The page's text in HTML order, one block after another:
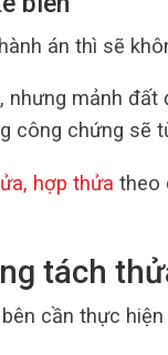
án thì sẽ
mảnh đất
công chứng sẽ
hợp thửa theo
tách
cần thực